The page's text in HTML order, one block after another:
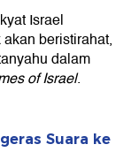
Israel
beristirahat,
dalam
of Israel.
Suara ke